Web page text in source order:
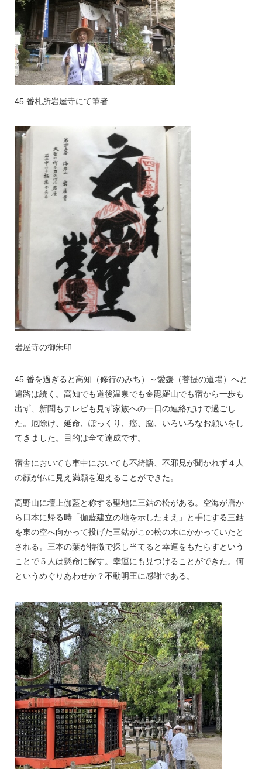
45 番札所岩屋寺にて筆者
岩屋寺の御朱印
45 番を過ぎると高知（修行のみち）～愛媛（菩提の道場）へと
遍路は続く。高知でも道後温泉でも金毘羅山でも宿から一歩も
出ず、新聞もテレビも見ず家族への一日の連絡だけで過ごし
た。厄除け、延命、ぽっくり、癌、脳、いろいろなお願いをし
てきました。目的は全て達成です。
宿舎においても車中においても不綺語、不邪見が聞かれず４人
の顔が仏に見え満願を迎えることができた。
高野山に壇上伽藍と称する聖地に三鈷の松がある。空海が唐か
ら日本に帰る時「伽藍建立の地を示したまえ」と手にする三鈷
を東の空へ向かって投げた三鈷がこの松の木にかかっていたと
される。三本の葉が特徴で探し当てると幸運をもたらすという
ことで５人は懸命に探す。幸運にも見つけることができた。何
というめぐりあわせか？不動明王に感謝である。